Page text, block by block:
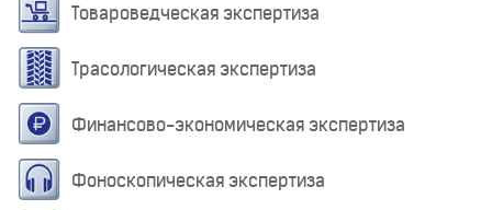
Товароведческая экспертиза
Трасологическая экспертиза
Финансово-экономическая экспертиза
Фоноскопическая экспертиза